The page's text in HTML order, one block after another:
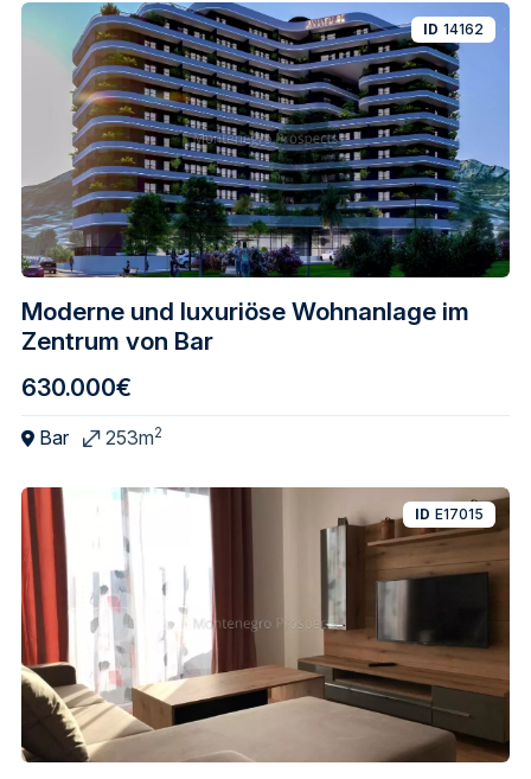
Moderne und luxuriöse Wohnanlage im
Zentrum von Bar
ID 14162
630.000€
Bar 253m2
ID E17015